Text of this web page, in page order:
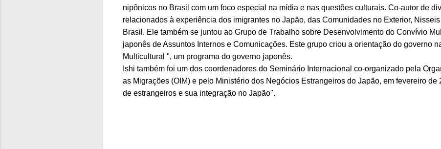
nipônicos no Brasil com um foco especial na mídia e nas questões culturais. Co-autor de
relacionados à experiência dos imigrantes no Japão, das Comunidades no Exterior,
Brasil. Ele também se juntou ao Grupo de Trabalho sobre Desenvolvimento do Convívio
japonês de Assuntos Internos e Comunicações. Este grupo criou a orientação do governo
Multicultural ", um programa do governo japonês.
Ishi também foi um dos coordenadores do Seminário Internacional co-organizado pela
as Migrações (OIM) e pelo Ministério dos Negócios Estrangeiros do Japão, em fevereiro de
de estrangeiros e sua integração no Japão".